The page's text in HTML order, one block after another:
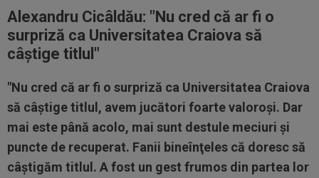
Alexandru Cicâldău: "Nu cred că ar fi o
surpriză ca Universitatea Craiova să
câştige titlul"
"Nu cred că ar fi o surpriză ca Universitatea Craiova
să câştige titlul, avem jucători foarte valoroşi. Dar
mai este până acolo, mai sunt destule meciuri şi
puncte de recuperat. Fanii bineînţeles că doresc să
câştigăm titlul. A fost un gest frumos din partea lor